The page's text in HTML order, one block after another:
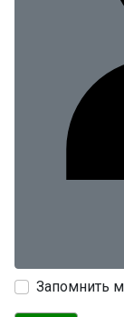
Запомнить